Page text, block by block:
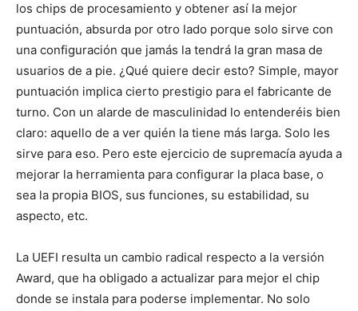
los chips de procesamiento y obtener así la mejor
puntuación, absurda por otro lado porque solo sirve con
una configuración que jamás la tendrá la gran masa de
usuarios de a pie. ¿Qué quiere decir esto? Simple, mayor
puntuación implica cierto prestigio para el fabricante de
turno. Con un alarde de masculinidad lo entenderéis bien
claro: aquello de a ver quién la tiene más larga. Solo les
sirve para eso. Pero este ejercicio de supremacía ayuda a
mejorar la herramienta para configurar la placa base, o
sea la propia BIOS, sus funciones, su estabilidad, su
aspecto, etc.
La UEFI resulta un cambio radical respecto a la versión
Award, que ha obligado a actualizar para mejor el chip
donde se instala para poderse implementar. No solo